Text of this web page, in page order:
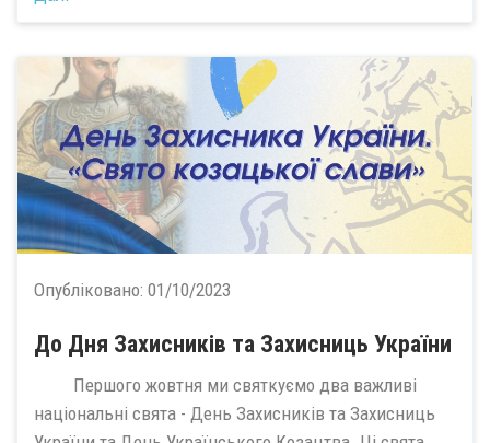
Опубліковано: 01/10/2023
До Дня Захисників та Захисниць України
Першого жовтня ми святкуємо два важливі
національні свята - День Захисників та Захисниць